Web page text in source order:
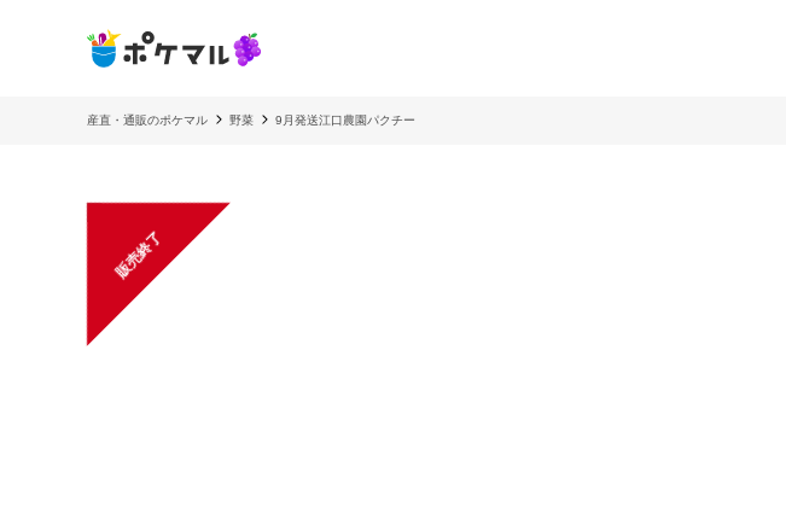
産直・通販のポケマル 野菜 9月発送江口農園パクチー
販売終了